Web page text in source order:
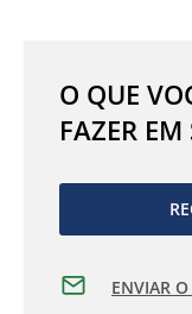
O QUE
FAZER
ENVIAR